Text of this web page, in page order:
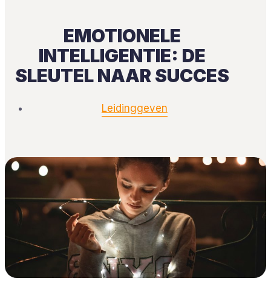
EMOTIONELE
INTELLIGENTIE: DE
SLEUTEL NAAR SUCCES
Leidinggeven